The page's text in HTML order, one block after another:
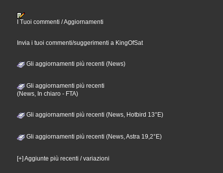
I Tuoi commenti / Aggiornamenti
Invia i tuoi commenti/suggerimenti a KingOfSat
Gli aggiornamenti più recenti (News)
Gli aggiornamenti più recenti
(News, In chiaro - FTA)
Gli aggiornamenti più recenti (News, Hotbird 13°E)
Gli aggiornamenti più recenti (News, Astra 19,2°E)
[+] Aggiunte più recenti / variazioni